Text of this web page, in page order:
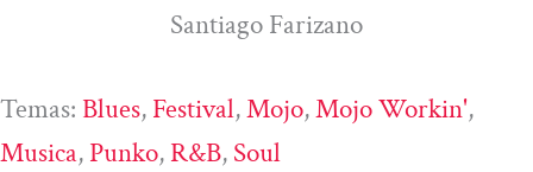
Santiago Farizano
Temas: Blues, Festival, Mojo, Mojo Workin'
Musica, Punko, R&B, Soul